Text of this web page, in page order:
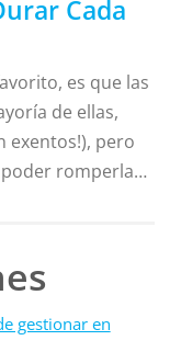
de las
vistazo a
en el guión
que
arreglar) ahora
Cada
es que las
de ellas,
exentos!), pero
romperlas.
embargo, las
que los
desvíes
por ello más
gestionar en